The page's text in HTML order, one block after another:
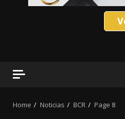
Home Noticias BCR Page 8